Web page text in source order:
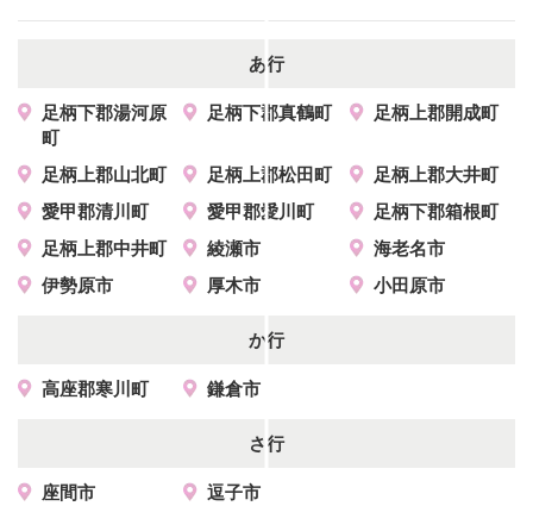
あ行
足柄下郡湯河原
町
足柄下郡真鶴町 足柄上郡開成町
足柄上郡山北町 足柄上郡松田町
足柄上郡大井町
愛甲郡清川町
愛甲郡愛川町
足柄下郡箱根町
足柄上郡中井町
綾瀬市
海老名市
伊勢原市
厚木市 小田原市
か行
高座郡寒川町 鎌倉市
さ行
座間市 逗子市